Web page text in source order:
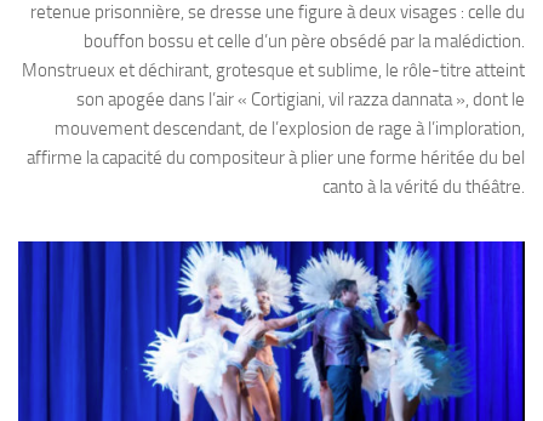
retenue prisonnière, se dresse une figure à deux visages : celle du
bouffon bossu et celle d’un père obsédé par la malédiction.
Monstrueux et déchirant, grotesque et sublime, le rôle-titre atteint
son apogée dans l’air « Cortigiani, vil razza dannata », dont le
mouvement descendant, de l’explosion de rage à l’imploration,
affirme la capacité du compositeur à plier une forme héritée du bel
canto à la vérité du théâtre.